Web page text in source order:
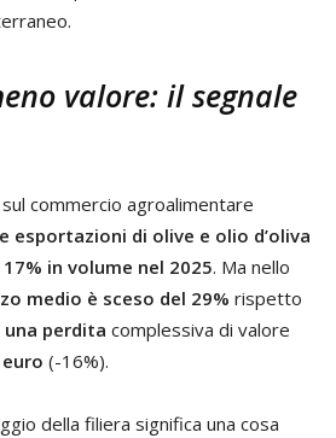
valore: il segnale
commercio agroalimentare
esportazioni di olive e olio d’oliva
in volume nel 2025. Ma nello
medio è sceso del 29% rispetto
una perdita complessiva di valore
(-16%).
della filiera significa una cosa